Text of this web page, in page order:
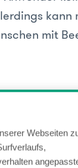
Webseiten
kann
mit
weder in
auf, dass